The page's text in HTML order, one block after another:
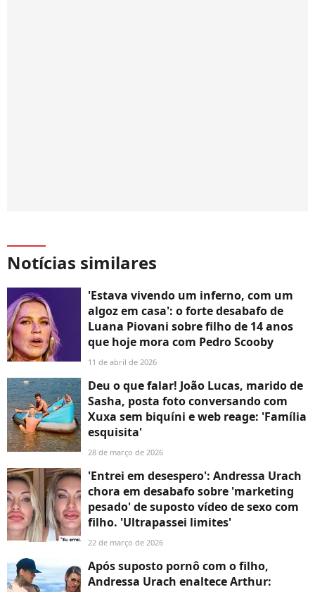
Notícias similares
'Estava vivendo um inferno, com um
algoz em casa': o forte desabafo de
Luana Piovani sobre filho de 14 anos
que hoje mora com Pedro Scooby
11 de abril de 2026
Deu o que falar! João Lucas, marido de
Sasha, posta foto conversando com
Xuxa sem biquíni e web reage: 'Família
esquisita'
28 de março de 2026
'Entrei em desespero': Andressa Urach
chora em desabafo sobre 'marketing
pesado' de suposto vídeo de sexo com
filho. 'Ultrapassei limites'
22 de março de 2026
Após suposto pornô com o filho,
Andressa Urach enaltece Arthur: